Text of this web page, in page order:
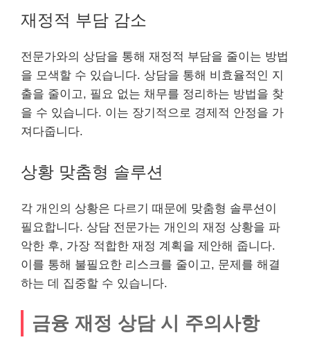
재정적 부담 감소
전문가와의 상담을 통해 재정적 부담을 줄이는 방법
을 모색할 수 있습니다. 상담을 통해 비효율적인 지
출을 줄이고, 필요 없는 채무를 정리하는 방법을 찾
을 수 있습니다. 이는 장기적으로 경제적 안정을 가
져다줍니다.
상황 맞춤형 솔루션
각 개인의 상황은 다르기 때문에 맞춤형 솔루션이
필요합니다. 상담 전문가는 개인의 재정 상황을 파
악한 후, 가장 적합한 재정 계획을 제안해 줍니다.
이를 통해 불필요한 리스크를 줄이고, 문제를 해결
하는 데 집중할 수 있습니다.
금융 재정 상담 시 주의사항